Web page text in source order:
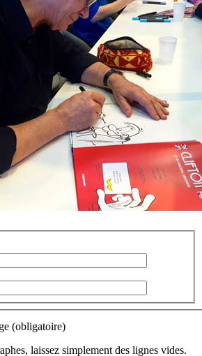
(obligatoire)
laissez simplement des lignes vides.